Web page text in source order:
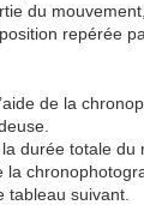
du
repérée
de la
durée totale du
la
tableau suivant.